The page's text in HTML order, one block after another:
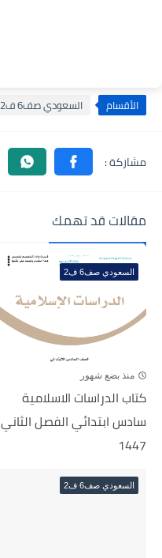
الأقسام السعودي صف6 ف2
مقالات قد تهمك
السعودي صف6 ف2
منذ بضع شهور
كتاب الدراسات الاسلامية
سادس ابتدائي الفصل الثاني
1447
السعودي صف6 ف2